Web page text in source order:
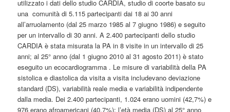
utilizzato i dati dello studio CARDIA, studio di coorte basato su
una comunità di 5.115 partecipanti dai 18 ai 30 anni
all’arruolamento (dal 25 marzo 1985 al 7 giugno 1986) e seguito
per un intervallo di 30 anni. A 2.400 partecipanti dello studio
CARDIA è stata misurata la PA in 8 visite in un intervallo di 25
anni; al 25° anno (dal 1 giugno 2010 al 31 agosto 2011) è stato
eseguito un ecocardiogramma . Le misure di variabilità della PA
sistolica e diastolica da visita a visita includevano deviazione
standard (DS), variabilità reale media e variabilità indipendente
dalla media. Dei 2.400 partecipanti, 1.024 erano uomini (42,7%) e
976 erano afroamericani (40,7%); l’età media (DS) al 25° anno